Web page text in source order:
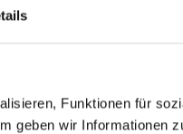
Funktionen für
geben wir Informationen
Berg gebracht werden .
wurde später durch einen